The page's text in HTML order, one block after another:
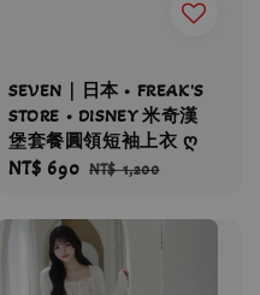
SEVEN｜日本 • FREAK'S
STORE • DISNEY 米奇漢
堡套餐圓領短袖上衣 ღ
Sale
NT$ 690 Regular
NT$ 1,200